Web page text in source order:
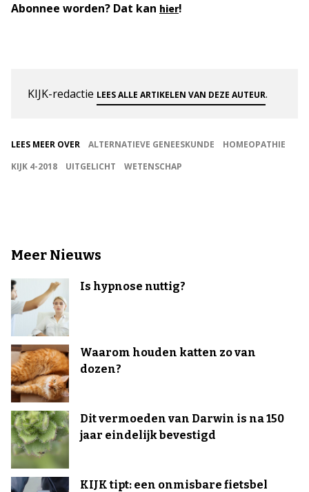
Abonnee worden? Dat kan hier!
KIJK-redactie LEES ALLE ARTIKELEN VAN DEZE AUTEUR.
LEES MEER OVER ALTERNATIEVE GENEESKUNDE
HOMEOPATHIE
KIJK 4-2018
UITGELICHT WETENSCHAP
Meer Nieuws
Is hypnose nuttig?
Waarom houden katten zo van
dozen?
Dit vermoeden van Darwin is na 150
jaar eindelijk bevestigd
KIJK tipt: een onmisbare fietsbel